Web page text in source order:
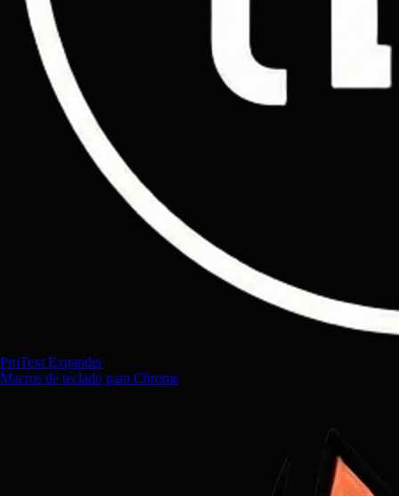
ProText Expander
Macros de teclado para Chrome